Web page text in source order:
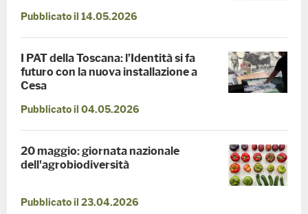
Pubblicato il 14.05.2026
I PAT della Toscana: l’Identità si fa
futuro con la nuova installazione a
Cesa
Pubblicato il 04.05.2026
20 maggio: giornata nazionale
dell'agrobiodiversità
Pubblicato il 23.04.2026